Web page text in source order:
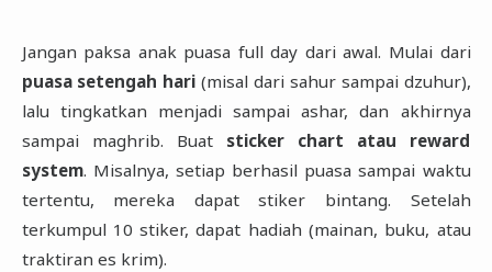
Jangan paksa anak puasa full day dari awal. Mulai dari
puasa setengah hari (misal dari sahur sampai dzuhur),
lalu tingkatkan menjadi sampai ashar, dan akhirnya
sampai maghrib. Buat sticker chart atau reward
system. Misalnya, setiap berhasil puasa sampai waktu
tertentu, mereka dapat stiker bintang. Setelah
terkumpul 10 stiker, dapat hadiah (mainan, buku, atau
traktiran es krim).